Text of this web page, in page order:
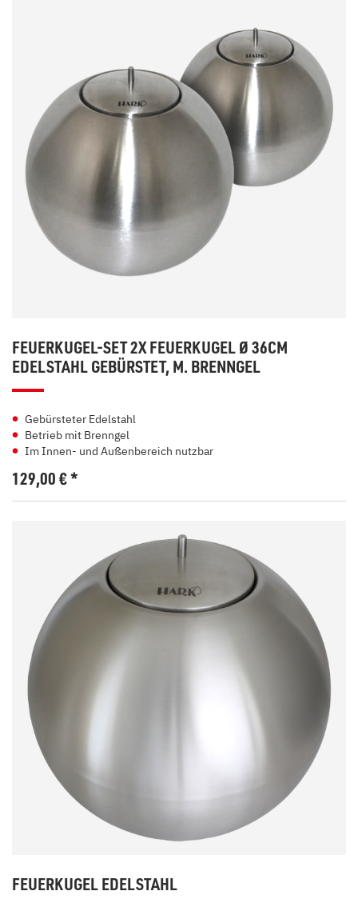
FEUERKUGEL-SET 2X FEUERKUGEL Ø 36CM
EDELSTAHL GEBÜRSTET, M. BRENNGEL
Gebürsteter Edelstahl
Betrieb mit Brenngel
Im Innen- und Außenbereich nutzbar
129,00€*
FEUERKUGEL EDELSTAHL